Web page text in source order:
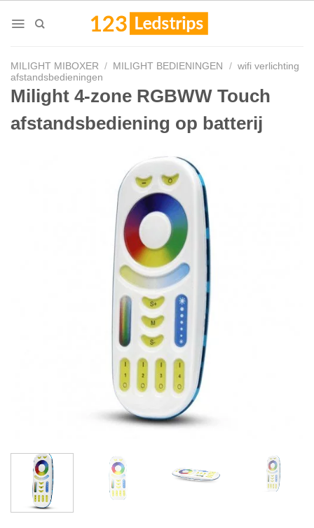
MILIGHT MIBOXER / MILIGHT BEDIENINGEN / wifi verlichting
afstandsbedieningen
Milight 4-zone RGBWW Touch
afstandsbediening op batterij